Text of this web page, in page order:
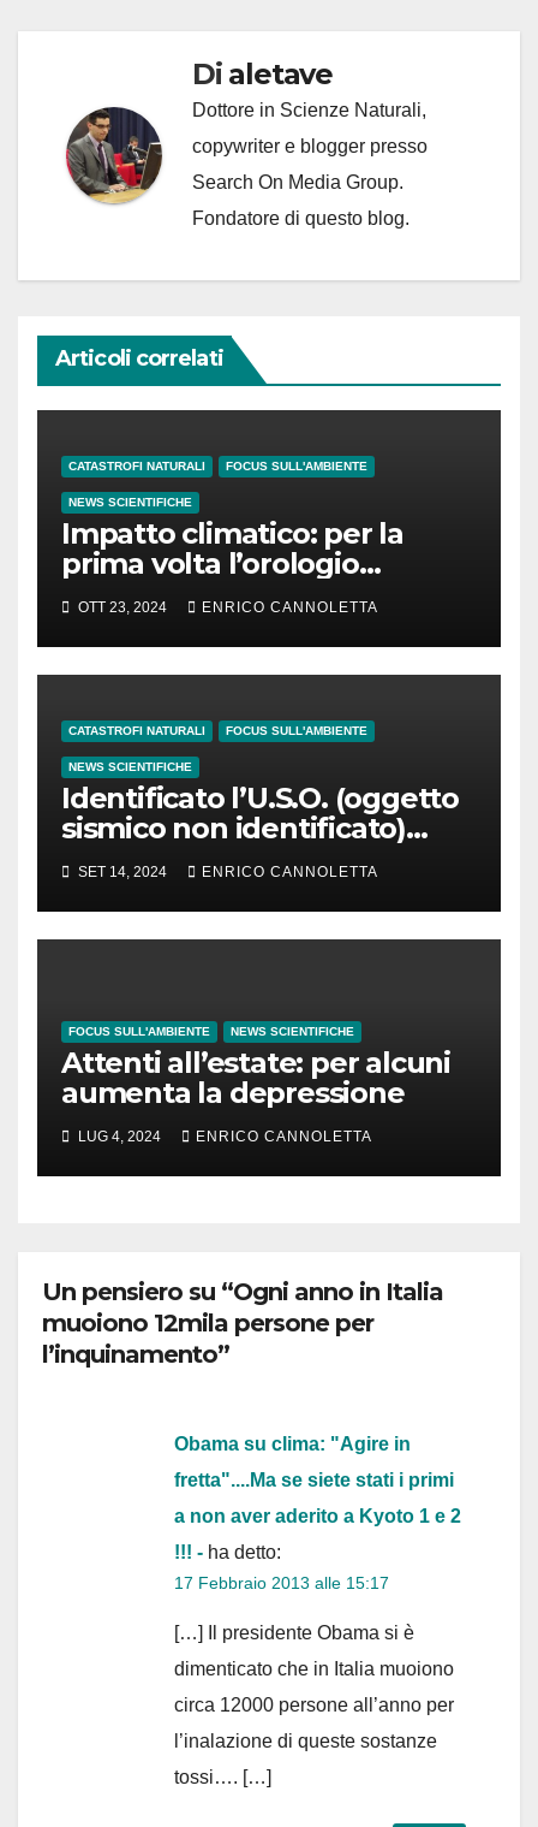
Di aletave
Dottore in Scienze Naturali,
copywriter e blogger presso
Search On Media Group.
Fondatore di questo blog.
Articoli correlati
CATASTROFI NATURALI FOCUS SULL'AMBIENTE
NEWS SCIENTIFICHE
Impatto climatico: per la
prima volta l’orologio
standard potrebbe essere
ritardato di 1″
OTT 23, 2024 ENRICO CANNOLETTA
CATASTROFI NATURALI FOCUS SULL'AMBIENTE
NEWS SCIENTIFICHE
Identificato l’U.S.O. (oggetto
sismico non identificato)
osservato in Groenlandia
SET 14, 2024 ENRICO CANNOLETTA
FOCUS SULL'AMBIENTE NEWS SCIENTIFICHE
Attenti all’estate: per alcuni
aumenta la depressione
LUG 4, 2024 ENRICO CANNOLETTA
Un pensiero su “Ogni anno in Italia
muoiono 12mila persone per
l’inquinamento”
Obama su clima: "Agire in
fretta"....Ma se siete stati i primi
a non aver aderito a Kyoto 1 e 2
!!! - ha detto:
17 Febbraio 2013 alle 15:17
[…] Il presidente Obama si è
dimenticato che in Italia muoiono
circa 12000 persone all’anno per
l’inalazione di queste sostanze
tossi…. […]